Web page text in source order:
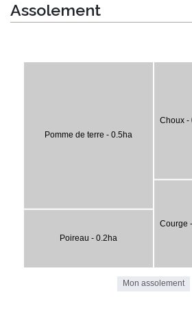
Assolement